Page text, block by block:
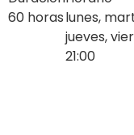
60 horaslunes,
jueves,
21:00